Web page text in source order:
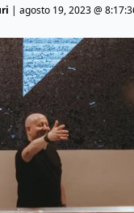
| agosto 19, 2023 @